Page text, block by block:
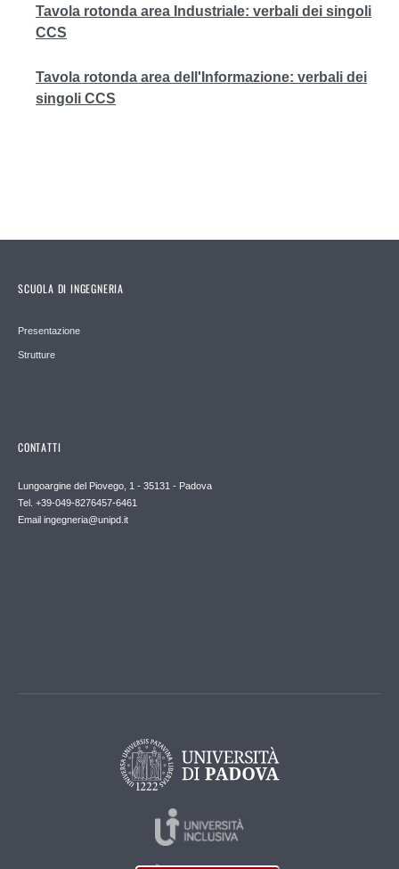
Tavola rotonda area Industriale: verbali dei singoli
CCS
Tavola rotonda area dell'Informazione: verbali dei
singoli CCS
SCUOLA DI INGEGNERIA
Presentazione
Strutture
CONTATTI
Lungoargine del Piovego, 1 - 35131 - Padova
Tel. +39-049-8276457-6461
Email ingegneria@unipd.it